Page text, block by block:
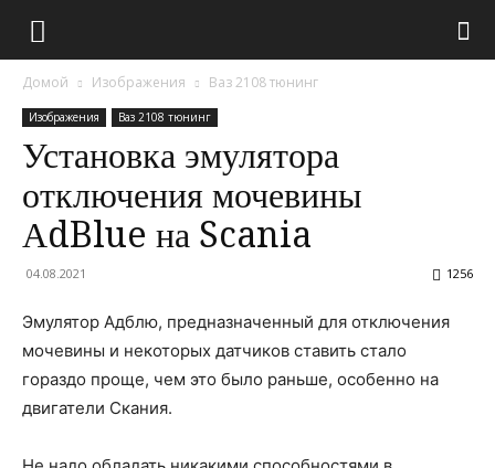
Домой Изображения Ваз 2108 тюнинг
Изображения Ваз 2108 тюнинг
Установка эмулятора
отключения мочевины
АdBlue на Scania
04.08.2021 1256
Эмулятор Адблю, предназначенный для отключения
мочевины и некоторых датчиков ставить стало
гораздо проще, чем это было раньше, особенно на
двигатели Скания.